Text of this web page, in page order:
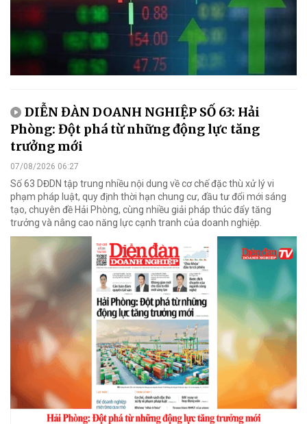
DIỄN ĐÀN DOANH NGHIỆP SỐ 63: Hải
Phòng: Đột phá từ những động lực tăng
trưởng mới
07/08/2026 06:27
Số 63 DĐDN tập trung nhiều nội dung về cơ chế đặc thù xử lý vi
phạm pháp luật, quy định thời hạn chung cư, đầu tư đổi mới sáng
tạo, chuyên đề Hải Phòng, cùng nhiều giải pháp thúc đẩy tăng
trưởng và nâng cao năng lực cạnh tranh của doanh nghiệp.